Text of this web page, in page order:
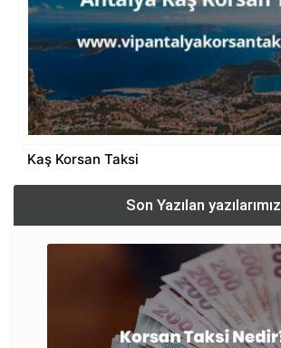
Kaş Korsan Taksi
Son Yazılan yazılarımız
Korsan Taksi Cezası 2022 Nedir?